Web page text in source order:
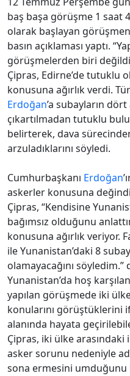
baş başa görüşme 1 saat
olarak başlayan
basın açıklaması yaptı.
görüşmelerden biri
Çipras, Edirne’de tutuklu
konusuna ağırlık verdi.
Erdoğan’a subayların
çıkartılmadan tutuklu
belirterek, dava
arzuladıklarını söyledi.
Cumhurbaşkanı Erdoğan
askerler konusuna
Çipras, “Kendisine
bağımsız olduğunu
konusuna ağırlık veriyor.
ile Yunanistan’daki 8
olamayacağını
Yunanistan’da hoş
yapılan görüşmede iki
konularını görüştüklerini
alanında hayata
Çipras, iki ülke
asker sorunu nedeniyle
sona ermesini umduğunu